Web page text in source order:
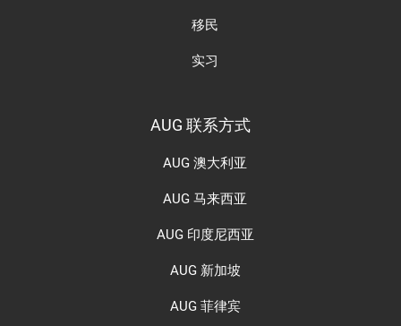
移民
实习
AUG 联系方式
AUG 澳大利亚
AUG 马来西亚
AUG 印度尼西亚
AUG 新加坡
AUG 菲律宾